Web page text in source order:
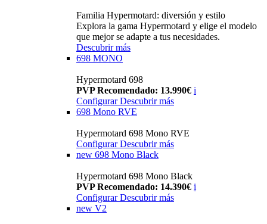
Familia Hypermotard: diversión y estilo
Explora la gama Hypermotard y elige el modelo
que mejor se adapte a tus necesidades.
Descubrir más
698 MONO
Hypermotard 698
PVP Recomendado: 13.990€ i
ConfigurarDescubrir más
698 Mono RVE
Hypermotard 698 Mono RVE
Configurar Descubrir más
new 698 Mono Black
Hypermotard 698 Mono Black
PVP Recomendado: 14.390€ i
Configurar Descubrir más
new V2